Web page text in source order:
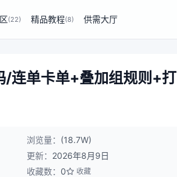
(22) 精品教程(8) 供需大厅
/连单卡单+叠加组规则+打
浏览量： (18.7W)
更新： 2026年8月9日
收藏数： 0 收藏